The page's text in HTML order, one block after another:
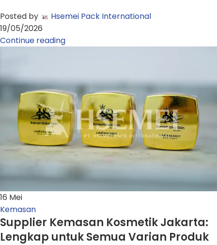
Posted by
Hsemei Pack International
19/05/2026
Continue reading
16 Mei
Kemasan
Supplier Kemasan Kosmetik Jakarta:
Lengkap untuk Semua Varian Produk